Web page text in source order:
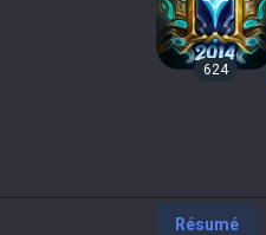
624
Résumé